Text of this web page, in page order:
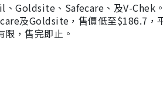
、Goldsite、Safecare、及V-Chek
及Goldsite，售價低至$186.7，
，售完即止。